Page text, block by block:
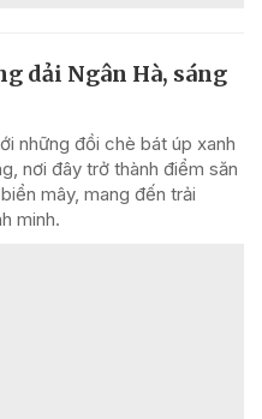
dải Ngân Hà, sáng
những đồi chè bát úp xanh
nơi đây trở thành điểm săn
mây, mang đến trải
minh.